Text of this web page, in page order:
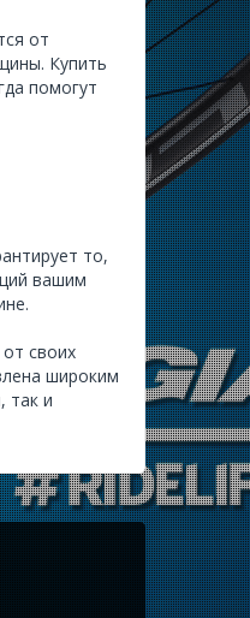
от
Купить
помогут
то,
вашим
своих
широким
так и